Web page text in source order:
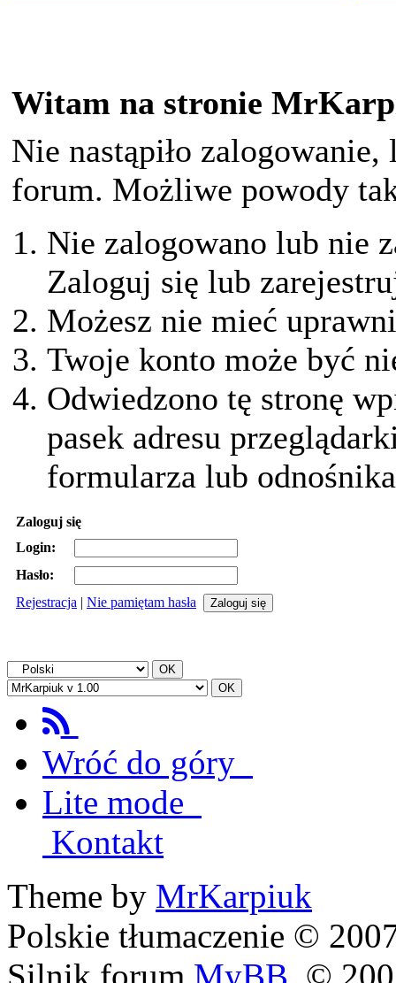
Witam na stronie
Nie nastąpiło
forum. Możliwe powody
Nie zalogowano lub nie
Zaloguj się lub
Możesz nie mieć
Twoje konto może być
Odwiedzono tę stronę
pasek adresu
formularza lub
Zaloguj się
Login:
Hasło:
Rejestracja | Nie pamiętam hasła
Wróć do góry
Lite mode
Kontakt
Theme by MrKarpiuk
Polskie tłumaczenie ©